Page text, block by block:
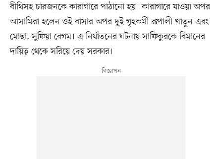
বীথিসহ চারজনকে কারাগারে পাঠানো হয়। কারাগারে যাওয়া অপর
আসামিরা হলেন ওই বাসার অপর দুই গৃহকর্মী রূপালী খাতুন এবং
মোছা. সুফিয়া বেগম। এ নির্যাতনের ঘটনায় সাফিকুরকে বিমানের
দায়িত্ব থেকে সরিয়ে দেয় সরকার।